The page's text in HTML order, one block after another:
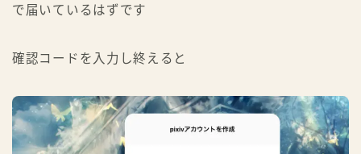
で届いているはずです
確認コードを入力し終えると